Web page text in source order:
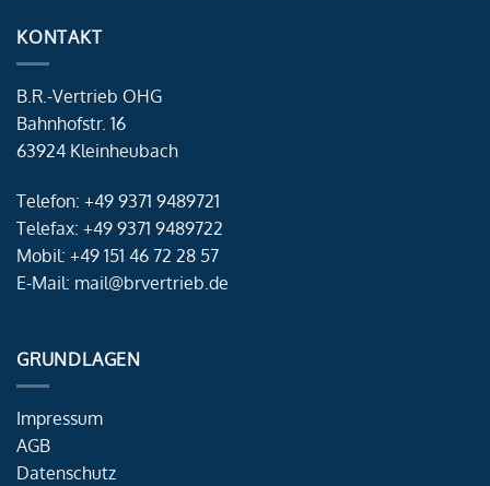
KONTAKT
B.R.-Vertrieb OHG
Bahnhofstr. 16
63924 Kleinheubach
Telefon: +49 9371 9489721
Telefax: +49 9371 9489722
Mobil: +49 151 46 72 28 57
E-Mail: mail@brvertrieb.de
GRUNDLAGEN
Impressum
AGB
Datenschutz